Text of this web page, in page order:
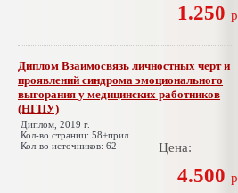
1.250 р
Диплом Взаимосвязь личностных черт и
проявлений синдрома эмоционального
выгорания у медицинских работников
(НГПУ)
Диплом, 2019 г.
Кол-во страниц: 58+прил.
Кол-во источников: 62
Цена:
4.500 р